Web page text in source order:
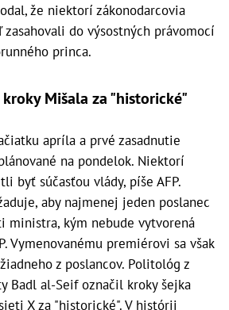
že niektorí zákonodarcovia
zasahovali do výsostných právomocí
princa.
Mišala za "historické"
apríla a prvé zasadnutie
na pondelok. Niektorí
byť súčasťou vlády, píše AFP.
aby najmenej jeden poslanec
ministra, kým nebude vytvorená
Vymenovanému premiérovi sa však
z poslancov. Politológ z
Badl al-Seif označil kroky šejka
X za "historické". V histórii